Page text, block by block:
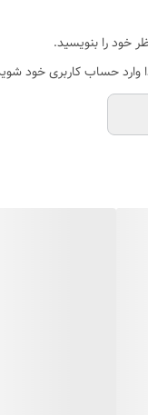
خود را بنویسید.
وارد حساب کاربری خود